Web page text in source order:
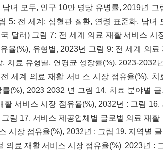
녀 모두, 인구 10만 명당 유병률, 2019년 그
5: 전 세계: 심혈관 질환, 연령 표준화, 남녀
달러) 그림 7: 전 세계 의료 재활 서비스 시
율(%), 유형별, 2023년 그림 9: 전 세계 의료
치료 유형별, 연평균 성장률(%), 2023-2032
세계 의료 재활 서비스 시장 점유율(%), 치
(%), 2023-2032 년 그림 14. 치료 분야별
서비스 시장 점유율(%), 2032년 : 그림 16.
림 17. 서비스 제공업체별 글로벌 의료 재활
시장 점유율(%), 2032년 : 그림 19. 지역별
의료 재활 서비스 시장 점유율(%), 2023년 :